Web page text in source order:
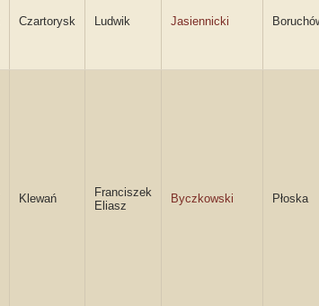
Czartorysk Ludwik Jasiennicki
Klewań
Franciszek
Eliasz
Byczkowski Płoska